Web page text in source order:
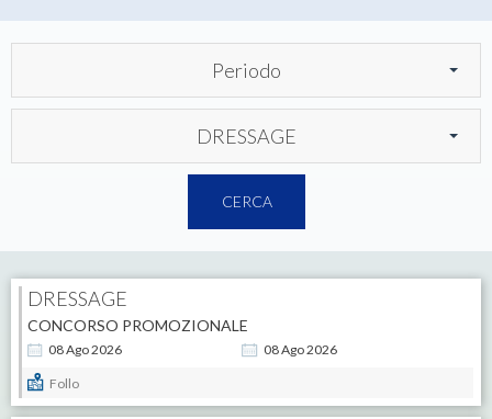
Periodo
DRESSAGE
CERCA
DRESSAGE
08Ago2026 08Ago2026
CONCORSO PROMOZIONALE
Follo